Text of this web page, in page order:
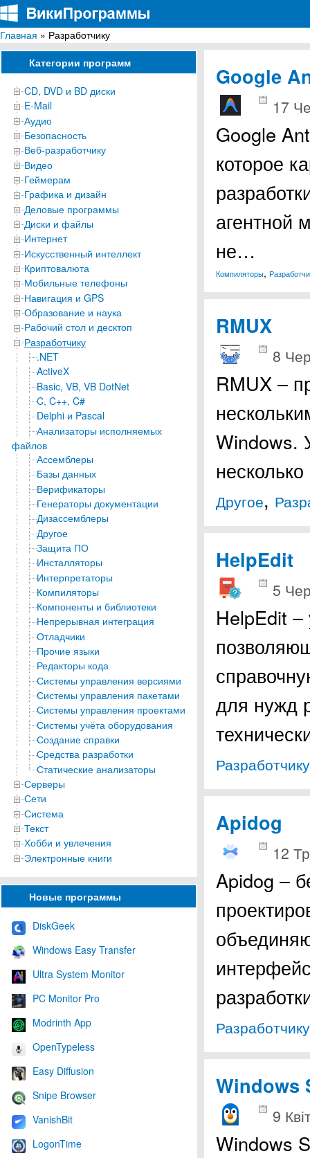
ВикиПрограммы
Энциклопедия бесплатных компьютерных программ для Windows
Главная » Разработчику
Категории программ
CD, DVD и BD диски
E-Mail
Аудио
Безопасность
Веб-разработчику
Видео
Геймерам
Графика и дизайн
Деловые программы
Диски и файлы
Интернет
Искусственный интеллект
Криптовалюта
Мобильные телефоны
Навигация и GPS
Образование и наука
Рабочий стол и десктоп
Разработчику
.NET
ActiveX
Basic, VB, VB DotNet
C, C++, C#
Delphi и Pascal
Анализаторы исполняемых
файлов
Ассемблеры
Базы данных
Верификаторы
Генераторы документации
Дизассемблеры
Другое
Защита ПО
Инсталляторы
Интерпретаторы
Компиляторы
Компоненты и библиотеки
Непрерывная интеграция
Отладчики
Прочие языки
Редакторы кода
Системы управления версиями
Системы управления пакетами
Системы управления проектами
Системы учёта оборудования
Создание справки
Средства разработки
Статические анализаторы
Серверы
Сети
Система
Текст
Хобби и увлечения
Электронные книги
Новые программы
DiskGeek
Windows Easy Transfer
Ultra System Monitor
PC Monitor Pro
Modrinth App
OpenTypeless
Easy Diffusion
Snipe Browser
VanishBit
LogonTime
Google
17
Google
которое
агентной
не…
Компиляторы,
RMUX
8
RMUX –
Windows.
Другое,
HelpEdit
5
HelpEdit
для нужд
Разработчику
Apidog
12
Apidog –
Разработчику
Windows
9
Windows